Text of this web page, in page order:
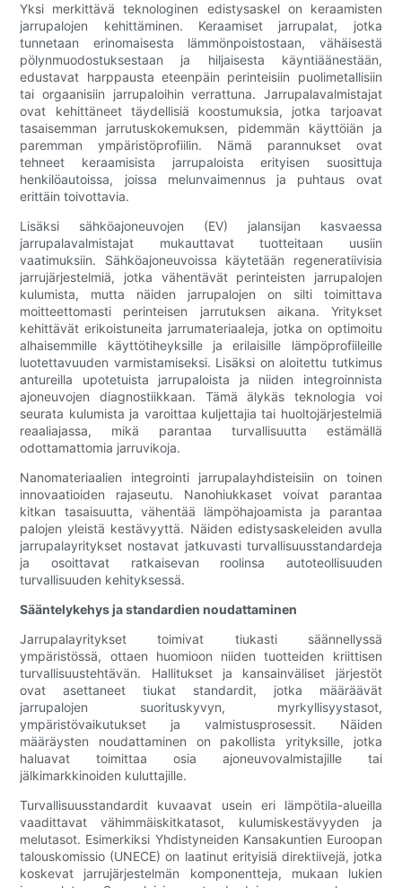
Yksi merkittävä teknologinen edistysaskel on keraamisten
jarrupalojen kehittäminen. Keraamiset jarrupalat, jotka
tunnetaan erinomaisesta lämmönpoistostaan, vähäisestä
pölynmuodostuksestaan ​​ja hiljaisesta käyntiäänestään,
edustavat harppausta eteenpäin perinteisiin puolimetallisiin
tai orgaanisiin jarrupaloihin verrattuna. Jarrupalavalmistajat
ovat kehittäneet täydellisiä koostumuksia, jotka tarjoavat
tasaisemman jarrutuskokemuksen, pidemmän käyttöiän ja
paremman ympäristöprofiilin. Nämä parannukset ovat
tehneet keraamisista jarrupaloista erityisen suosittuja
henkilöautoissa, joissa melunvaimennus ja puhtaus ovat
erittäin toivottavia.
Lisäksi sähköajoneuvojen (EV) jalansijan kasvaessa
jarrupalavalmistajat mukauttavat tuotteitaan uusiin
vaatimuksiin. Sähköajoneuvoissa käytetään regeneratiivisia
jarrujärjestelmiä, jotka vähentävät perinteisten jarrupalojen
kulumista, mutta näiden jarrupalojen on silti toimittava
moitteettomasti perinteisen jarrutuksen aikana. Yritykset
kehittävät erikoistuneita jarrumateriaaleja, jotka on optimoitu
alhaisemmille käyttötiheyksille ja erilaisille lämpöprofiileille
luotettavuuden varmistamiseksi. Lisäksi on aloitettu tutkimus
antureilla upotetuista jarrupaloista ja niiden integroinnista
ajoneuvojen diagnostiikkaan. Tämä älykäs teknologia voi
seurata kulumista ja varoittaa kuljettajia tai huoltojärjestelmiä
reaaliajassa, mikä parantaa turvallisuutta estämällä
odottamattomia jarruvikoja.
Nanomateriaalien integrointi jarrupalayhdisteisiin on toinen
innovaatioiden rajaseutu. Nanohiukkaset voivat parantaa
kitkan tasaisuutta, vähentää lämpöhajoamista ja parantaa
palojen yleistä kestävyyttä. Näiden edistysaskeleiden avulla
jarrupalayritykset nostavat jatkuvasti turvallisuusstandardeja
ja osoittavat ratkaisevan roolinsa autoteollisuuden
turvallisuuden kehityksessä.
Sääntelykehys ja standardien noudattaminen
Jarrupalayritykset toimivat tiukasti säännellyssä
ympäristössä, ottaen huomioon niiden tuotteiden kriittisen
turvallisuustehtävän. Hallitukset ja kansainväliset järjestöt
ovat asettaneet tiukat standardit, jotka määräävät
jarrupalojen suorituskyvyn, myrkyllisyystasot,
ympäristövaikutukset ja valmistusprosessit. Näiden
määräysten noudattaminen on pakollista yrityksille, jotka
haluavat toimittaa osia ajoneuvovalmistajille tai
jälkimarkkinoiden kuluttajille.
Turvallisuusstandardit kuvaavat usein eri lämpötila-alueilla
vaadittavat vähimmäiskitkatasot, kulumiskestävyyden ja
melutasot. Esimerkiksi Yhdistyneiden Kansakuntien Euroopan
talouskomissio (UNECE) on laatinut erityisiä direktiivejä, jotka
koskevat jarrujärjestelmän komponentteja, mukaan lukien